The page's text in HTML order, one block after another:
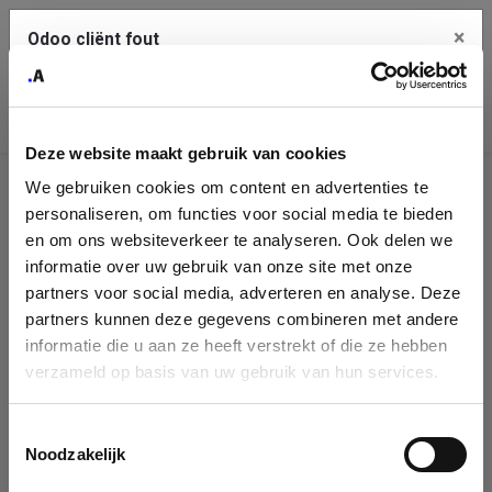
Deze website maakt gebruik van cookies
We gebruiken cookies om content en advertenties te
personaliseren, om functies voor social media te bieden
en om ons websiteverkeer te analyseren. Ook delen we
informatie over uw gebruik van onze site met onze
partners voor social media, adverteren en analyse. Deze
partners kunnen deze gegevens combineren met andere
informatie die u aan ze heeft verstrekt of die ze hebben
verzameld op basis van uw gebruik van hun services.
Noodzakelijk
Identificatie
onderneming
Please fill in your company details
You can search a company in our database by name, VAT or
enterprise ID. When a company is selected it will auto-complete the
form. If you don't find your company in our database, you can create
Odoo cliënt fout ×
klembord
Je dient de kopieer knop te gebruiken om de fout te melden
aan support.
Bekijk details